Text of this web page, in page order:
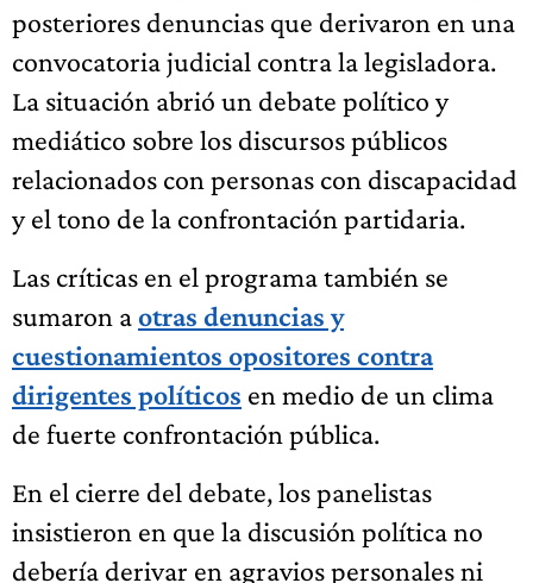
posteriores denuncias que derivaron en una
convocatoria judicial contra la legisladora.
La situación abrió un debate político y
mediático sobre los discursos públicos
relacionados con personas con discapacidad
y el tono de la confrontación partidaria.
Las críticas en el programa también se
sumaron aotras denuncias y
cuestionamientos opositores contra
dirigentes políticos en medio de un clima
de fuerte confrontación pública.
En el cierre del debate, los panelistas
insistieron en que la discusión política no
debería derivar en agravios personales ni